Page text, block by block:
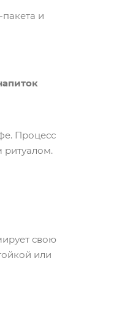
и
Процесс
ритуалом.
свою
или